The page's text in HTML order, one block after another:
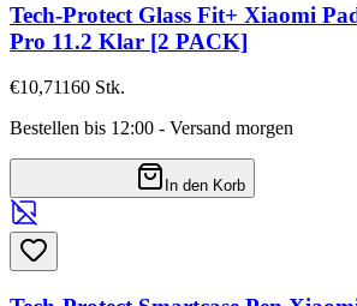
Tech-Protect Glass Fit+ Xiaomi
Pro 11.2 Klar [2 PACK]
€10,71160 Stk.
Bestellen bis 12:00 - Versand morgen
In den Korb